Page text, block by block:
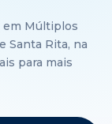
em Múltiplos
Santa Rita, na
para mais